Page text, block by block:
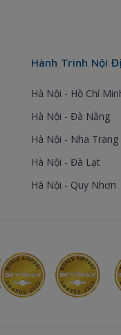
Hành Trình Nội
Hà Nội - Hồ Chí
Hà Nội - Đà Nẵng
Hà Nội - Nha Trang
Hà Nội - Đà Lạt
Hà Nội - Quy Nhơn